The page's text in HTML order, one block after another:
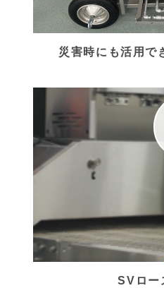
災害時にも活用で
SVロー